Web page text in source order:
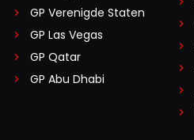
GP Verenigde Staten
GP Las Vegas
GP Qatar
GP Abu Dhabi